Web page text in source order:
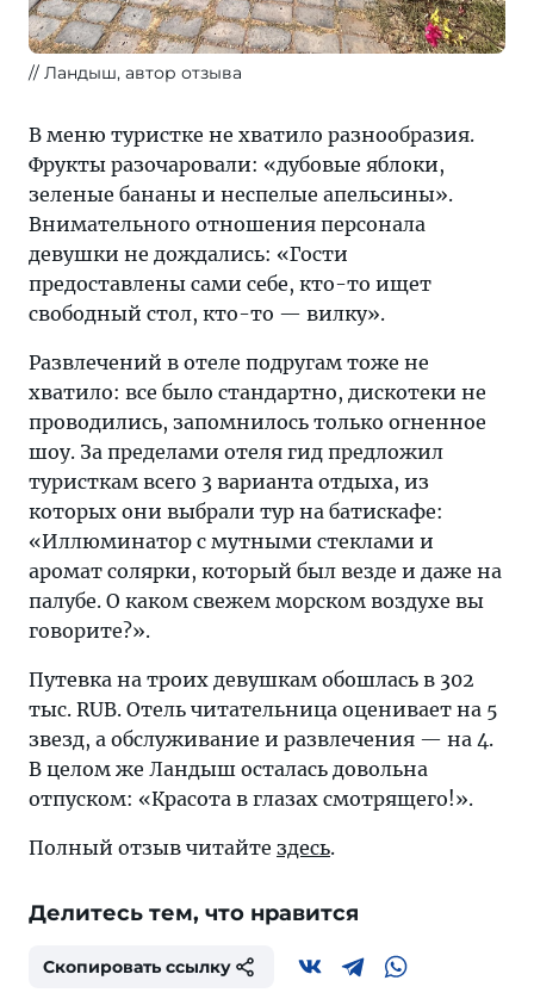
Ландыш, автор отзыва
В меню туристке не хватило разнообразия.
Фрукты разочаровали: «дубовые яблоки,
зеленые бананы и неспелые апельсины».
Внимательного отношения персонала
девушки не дождались: «Гости
предоставлены сами себе, кто-то ищет
свободный стол, кто-то — вилку».
Развлечений в отеле подругам тоже не
хватило: все было стандартно, дискотеки не
проводились, запомнилось только огненное
шоу. За пределами отеля гид предложил
туристкам всего 3 варианта отдыха, из
которых они выбрали тур на батискафе:
«Иллюминатор с мутными стеклами и
аромат солярки, который был везде и даже на
палубе. О каком свежем морском воздухе вы
говорите?».
Путевка на троих девушкам обошлась в 302
тыс. RUB. Отель читательница оценивает на 5
звезд, а обслуживание и развлечения — на 4.
В целом же Ландыш осталась довольна
отпуском: «Красота в глазах смотрящего!».
Полный отзыв читайте здесь.
Делитесь тем, что нравится
Скопировать ссылку